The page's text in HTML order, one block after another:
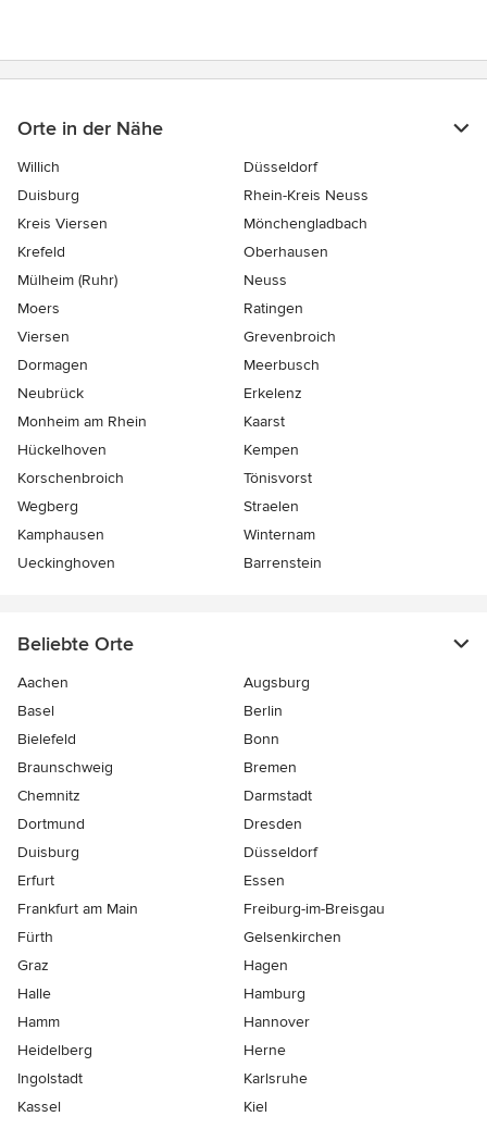
Orte in der Nähe
Willich
Düsseldorf
Duisburg
Rhein-Kreis Neuss
Kreis Viersen
Mönchengladbach
Krefeld
Oberhausen
Mülheim (Ruhr)
Neuss
Moers
Ratingen
Viersen
Grevenbroich
Dormagen
Meerbusch
Neubrück
Erkelenz
Monheim am Rhein
Kaarst
Hückelhoven
Kempen
Korschenbroich
Tönisvorst
Wegberg
Straelen
Kamphausen
Winternam
Ueckinghoven
Barrenstein
Beliebte Orte
Aachen
Augsburg
Basel
Berlin
Bielefeld
Bonn
Braunschweig
Bremen
Chemnitz
Darmstadt
Dortmund
Dresden
Duisburg
Düsseldorf
Erfurt
Essen
Frankfurt am Main
Freiburg-im-Breisgau
Fürth
Gelsenkirchen
Graz
Hagen
Halle
Hamburg
Hamm
Hannover
Heidelberg
Herne
Ingolstadt
Karlsruhe
Kassel
Kiel